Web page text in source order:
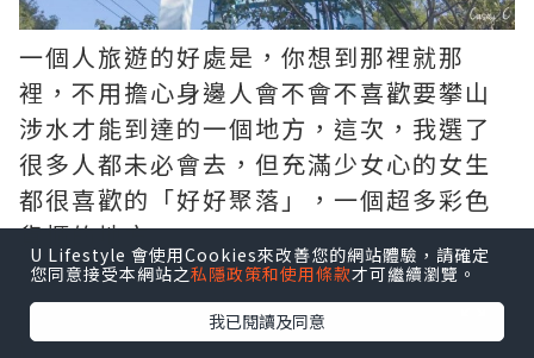
一個人旅遊的好處是，你想到那裡就那
裡，不用擔心身邊人會不會不喜歡要攀山
涉水才能到達的一個地方，這次，我選了
很多人都未必會去，但充滿少女心的女生
都很喜歡的「好好聚落」，一個超多彩色
貨櫃的地方。
U Lifestyle 會使用Cookies來改善您的網站體驗，請確定
您同意接受本網站之私隱政策和使用條款才可繼續瀏覽。
我已閱讀及同意